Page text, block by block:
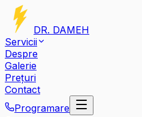
DR. DAMEH
Servicii
Despre
Galerie
Prețuri
Contact
Programare